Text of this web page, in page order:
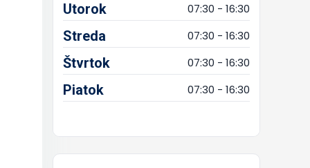
Utorok 07:30 - 16:30
Streda 07:30 - 16:30
Štvrtok 07:30 - 16:30
Piatok 07:30 - 16:30